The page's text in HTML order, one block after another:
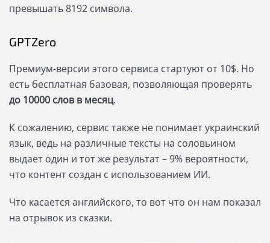
превышать 8192 символа.
GPTZero
Премиум-версии этого сервиса стартуют от 10$. Но
есть бесплатная базовая, позволяющая проверять
до 10000 слов в месяц.
К сожалению, сервис также не понимает украинский
язык, ведь на различные тексты на соловьином
выдает один и тот же результат – 9% вероятности,
что контент создан с использованием ИИ.
Что касается английского, то вот что он нам показал
на отрывок из сказки.